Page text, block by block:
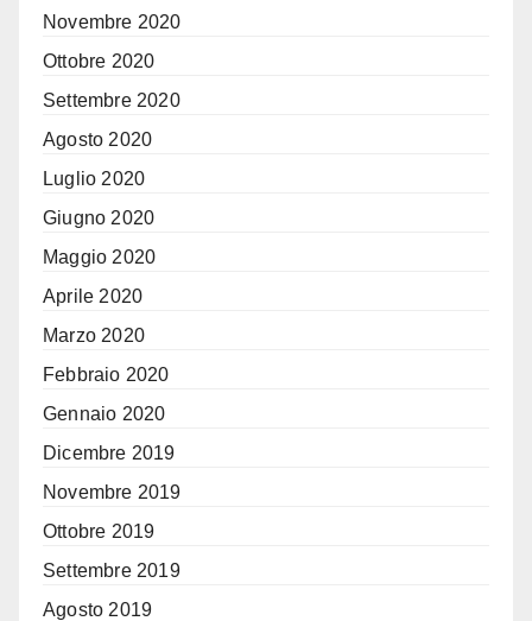
Novembre 2020
Ottobre 2020
Settembre 2020
Agosto 2020
Luglio 2020
Giugno 2020
Maggio 2020
Aprile 2020
Marzo 2020
Febbraio 2020
Gennaio 2020
Dicembre 2019
Novembre 2019
Ottobre 2019
Settembre 2019
Agosto 2019